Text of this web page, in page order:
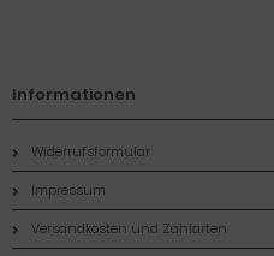
Informationen
Widerrufsformular
Impressum
Versandkosten und Zahlarten